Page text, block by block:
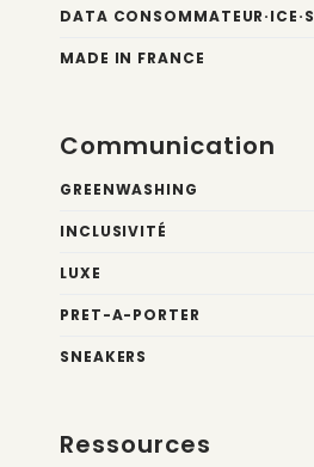
DATA CONSOMMATEUR·ICE·S
MADE IN FRANCE
Communication
GREENWASHING
INCLUSIVITÉ
LUXE
PRET-A-PORTER
SNEAKERS
Ressources